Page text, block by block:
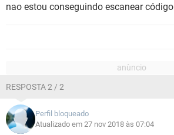
nao estou conseguindo escanear código
RESPOSTA 2 / 2
Perfil bloqueado
Atualizado em 27 nov 2018 às 07:04